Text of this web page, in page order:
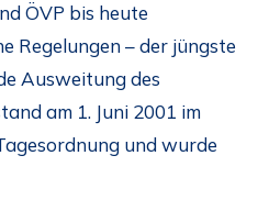
ÖVP bis heute
Regelungen – der jüngste
Ausweitung des
am 1. Juni 2001 im
und wurde